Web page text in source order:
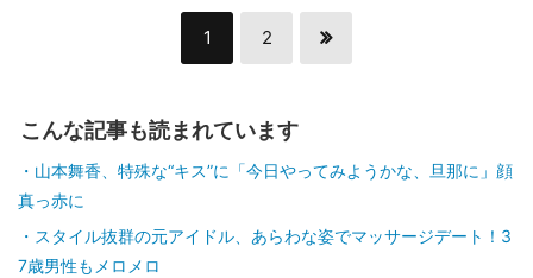
1 2
こんな記事も読まれています
山本舞香、特殊な“キス”に「今日やってみようかな、旦那に」顔
真っ赤に
スタイル抜群の元アイドル、あらわな姿でマッサージデート！3
7歳男性もメロメロ